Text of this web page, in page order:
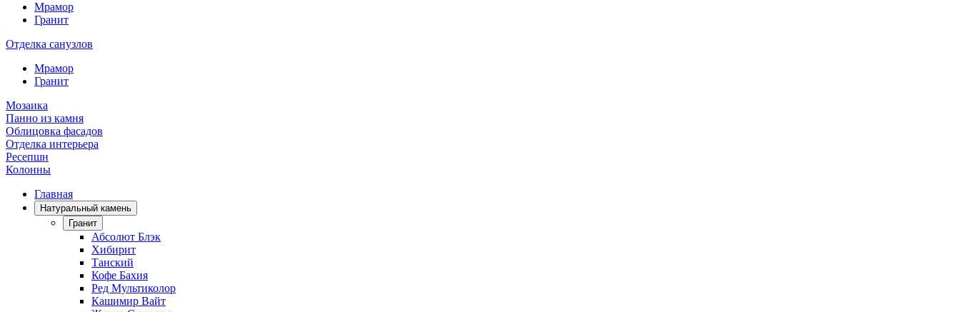
Мрамор
Гранит
Отделка санузлов
Мрамор
Гранит
Мозаика
Панно из камня
Облицовка фасадов
Отделка интерьера
Ресепшн
Колонны
Главная
Натуральный камень
Гранит
Абсолют Блэк
Хибирит
Танский
Кофе Бахия
Ред Мультиколор
Кашимир Вайт